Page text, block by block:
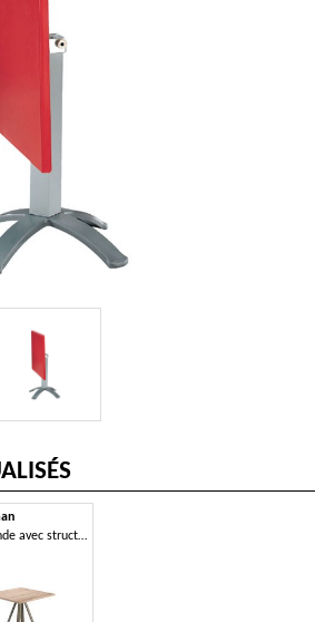
Table carrée ou ronde avec structure à quatre pieds